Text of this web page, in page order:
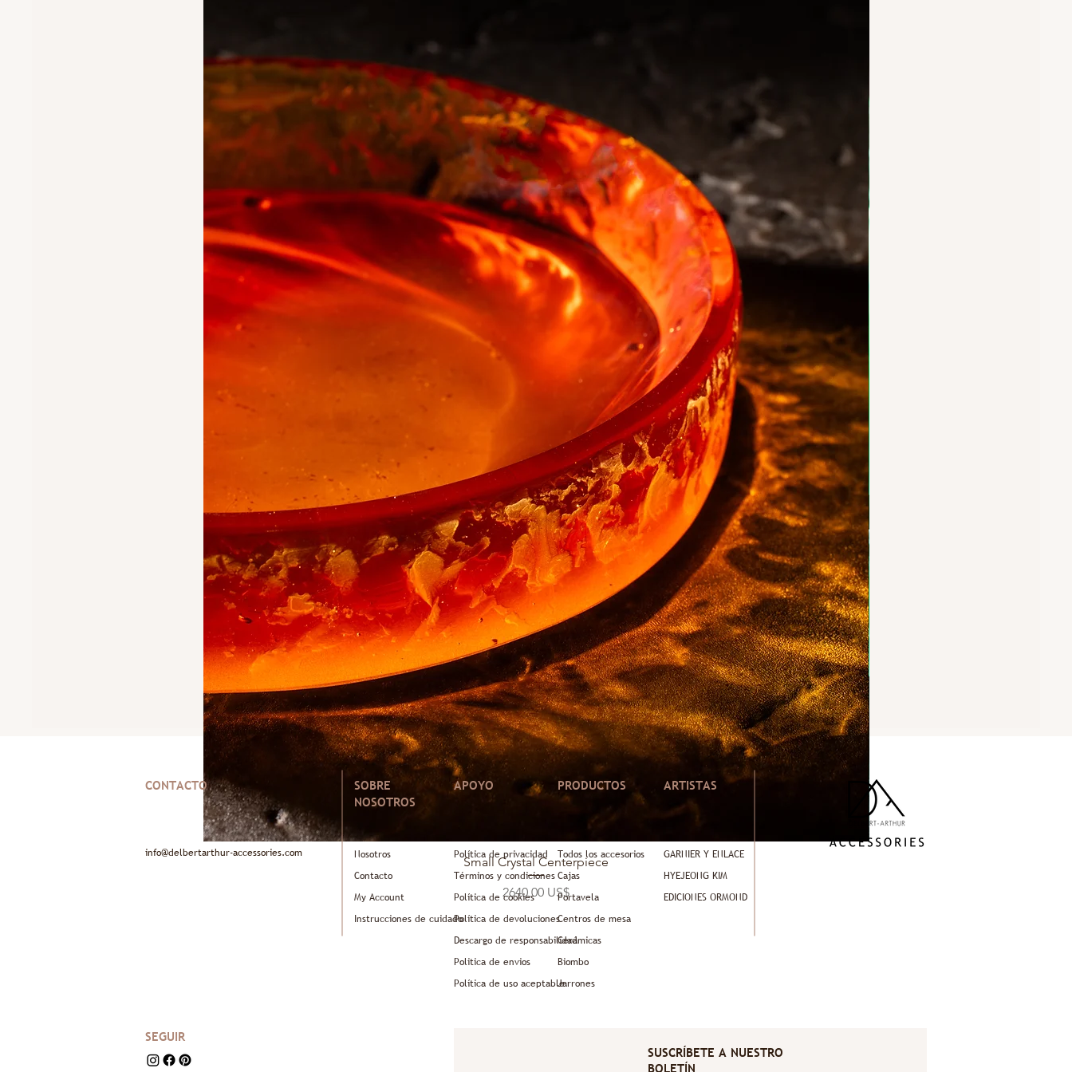
Vista rápida
Small Crystal Centerpiece
Precio
2640,00 US$
CONTACTO
SOBRE
NOSOTROS
APOYO PRODUCTOS
info@delbertarthur-accessories.com
Nosotros
Contacto
My Account
Instrucciones de cuidado
Política de privacidad
Términos y condiciones
Política de cookies
Política de devoluciones
Descargo de responsabilidad
Politica de envios
Política de uso aceptable
Todos los accesorios
Cajas
Portavela
Centros de mesa
Cerámicas
Biombo
Jarrones
ARTISTAS
GARNIER Y ENLACE
HYEJEONG KIM
EDICIONES ORMOND
SEGUIR
SUSCRÍBETE A NUESTRO
BOLETÍN